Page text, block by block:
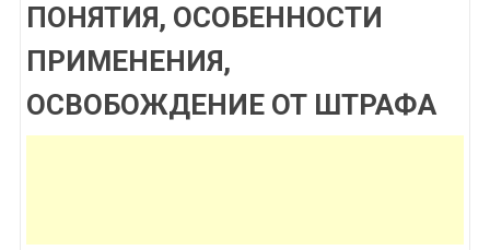
ПОНЯТИЯ, ОСОБЕННОСТИ
ПРИМЕНЕНИЯ,
ОСВОБОЖДЕНИЕ ОТ ШТРАФА